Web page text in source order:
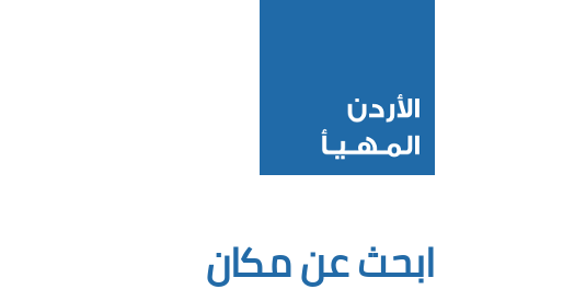
ابحث عن مكان